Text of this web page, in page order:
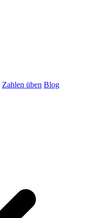
Zahlen üben Blog